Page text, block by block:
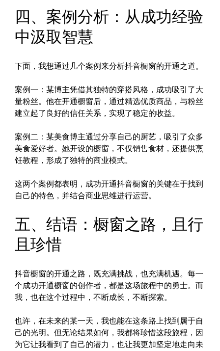
四、案例分析：从成功经验
中汲取智慧
下面，我想通过几个案例来分析抖音橱窗的开通之道。
案例一：某博主凭借其独特的穿搭风格，成功吸引了大
量粉丝。他在开通橱窗后，通过精选优质商品，与粉丝
建立起了良好的信任关系，实现了稳定的收益。
案例二：某美食博主通过分享自己的厨艺，吸引了众多
美食爱好者。她开设的橱窗，不仅销售食材，还提供烹
饪教程，形成了独特的商业模式。
这两个案例都表明，成功开通抖音橱窗的关键在于找到
自己的特色，并结合商业思维进行运营。
五、结语：橱窗之路，且行
且珍惜
抖音橱窗的开通之路，既充满挑战，也充满机遇。每一
个成功开通橱窗的创作者，都是这场旅程中的勇士。而
我，也在这个过程中，不断成长，不断探索。
也许，在未来的某一天，我也能在这条路上找到属于自
己的光明。但无论结果如何，我都将珍惜这段旅程，因
为它让我看到了自己的潜力，也让我更加坚定地走向未